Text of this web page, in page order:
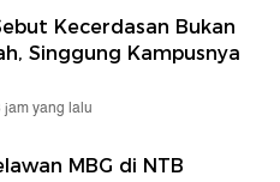
Kecerdasan Bukan
Singgung Kampusnya
jam yang lalu
MBG di NTB